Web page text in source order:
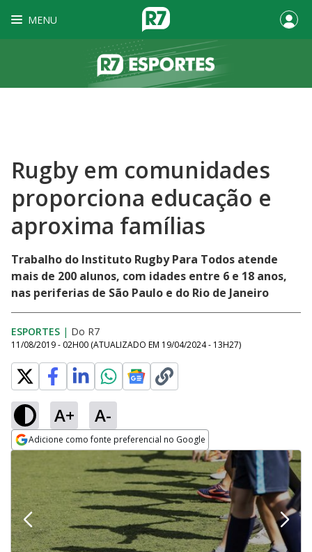
MENU
Rugby em comunidades
proporciona educação e
aproxima famílias
Trabalho do Instituto Rugby Para Todos atende
mais de 200 alunos, com idades entre 6 e 18 anos,
nas periferias de São Paulo e do Rio de Janeiro
ESPORTES | Do R7
11/08/2019 - 02H00 (ATUALIZADO EM 19/04/2024 - 13H27)
A+ A-
Adicione como fonte preferencial no Google
Opens in new window